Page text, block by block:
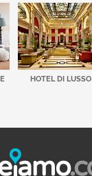
HOTEL DI LUSSO